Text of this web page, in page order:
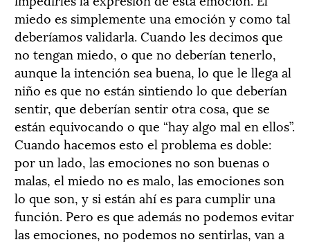
miedo es simplemente una emoción y como tal
deberíamos validarla. Cuando les decimos que
no tengan miedo, o que no deberían tenerlo,
aunque la intención sea buena, lo que le llega al
niño es que no están sintiendo lo que deberían
sentir, que deberían sentir otra cosa, que se
están equivocando o que “hay algo mal en ellos”.
Cuando hacemos esto el problema es doble:
por un lado, las emociones no son buenas o
malas, el miedo no es malo, las emociones son
lo que son, y si están ahí es para cumplir una
función. Pero es que además no podemos evitar
las emociones, no podemos no sentirlas, van a